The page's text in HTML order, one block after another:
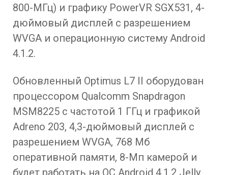
800-МГц) и графику PowerVR SGX531, 4-
дюймовый дисплей с разрешением
WVGA и операционную систему Android
4.1.2.
Обновленный Optimus L7 II оборудован
процессором Qualcomm Snapdragon
MSM8225 с частотой 1 ГГц и графикой
Adreno 203, 4,3-дюймовый дисплей с
разрешением WVGA, 768 Мб
оперативной памяти, 8-Мп камерой и